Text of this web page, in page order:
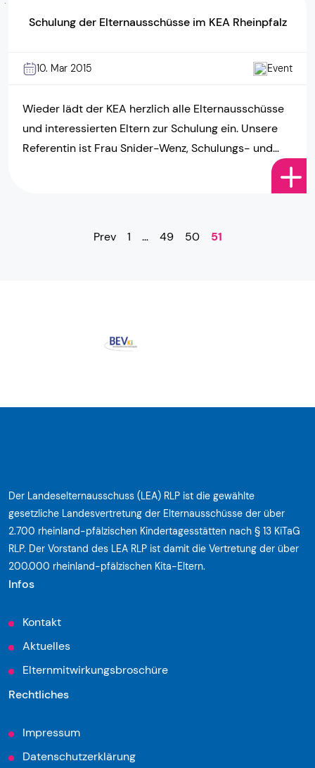
Schulung der Elternausschüsse im KEA Rheinpfalz
10. Mar 2015 Event
Wieder lädt der KEA herzlich alle Elternausschüsse
und interessierten Eltern zur Schulung ein. Unsere
Referentin ist Frau Snider-Wenz, Schulungs- und
Prev 1 … 49 50 51
Der Landeselternausschuss (LEA) RLP ist die gewählte
gesetzliche Landesvertretung der Elternausschüsse der über
2.700 rheinland-pfälzischen Kindertagesstätten nach § 13 KiTaG
RLP. Der Vorstand des LEA RLP ist damit die Vertretung der über
200.000 rheinland-pfälzischen Kita-Eltern.
Infos
Kontakt
Aktuelles
Elternmitwirkungsbroschüre
Rechtliches
Impressum
Datenschutzerklärung